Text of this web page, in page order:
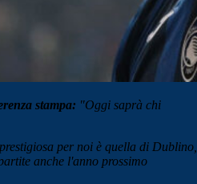
stampa: "Oggi saprà chi
per noi è quella di Dublino,
anche l'anno prossimo